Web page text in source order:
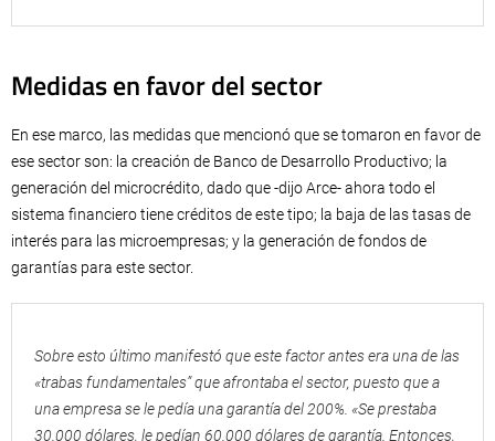
Medidas en favor del sector
En ese marco, las medidas que mencionó que se tomaron en favor de
ese sector son: la creación de Banco de Desarrollo Productivo; la
generación del microcrédito, dado que -dijo Arce- ahora todo el
sistema financiero tiene créditos de este tipo; la baja de las tasas de
interés para las microempresas; y la generación de fondos de
garantías para este sector.
Sobre esto último manifestó que este factor antes era una de las
«trabas fundamentales” que afrontaba el sector, puesto que a
una empresa se le pedía una garantía del 200%. «Se prestaba
30.000 dólares, le pedían 60.000 dólares de garantía. Entonces,